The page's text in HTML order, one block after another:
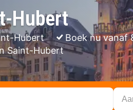
Hubert
Hubert
Boek nu vanaf
Saint-Hubert